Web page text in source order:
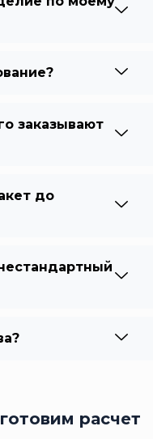
заказывают
до
расчет